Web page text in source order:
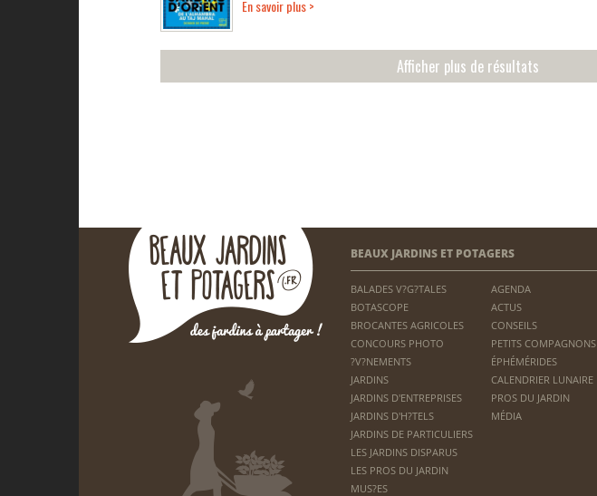
En savoir plus >
Afficher plus de résultats
BEAUX JARDINS ET POTAGERS
BALADES V?G?TALES
BOTASCOPE
BROCANTES AGRICOLES
CONCOURS PHOTO
?V?NEMENTS
JARDINS
JARDINS D'ENTREPRISES
JARDINS D'H?TELS
JARDINS DE PARTICULIERS
LES JARDINS DISPARUS
LES PROS DU JARDIN
MUS?ES
AGENDA
ACTUS
CONSEILS
PETITS COMPAGNONS
ÉPHÉMÉRIDES
CALENDRIER LUNAIRE
PROS DU JARDIN
MÉDIA